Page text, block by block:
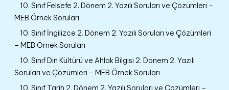
10. Sınıf Felsefe 2. Dönem 2. Yazılı Soruları ve Çözümleri –
MEB Örnek Soruları
10. Sınıf İngilizce 2. Dönem 2. Yazılı Soruları ve Çözümleri
– MEB Örnek Soruları
10. Sınıf Din Kültürü ve Ahlak Bilgisi 2. Dönem 2. Yazılı
Soruları ve Çözümleri – MEB Örnek Soruları
10. Sınıf Tarih 2. Dönem 2. Yazılı Soruları ve Çözümleri –